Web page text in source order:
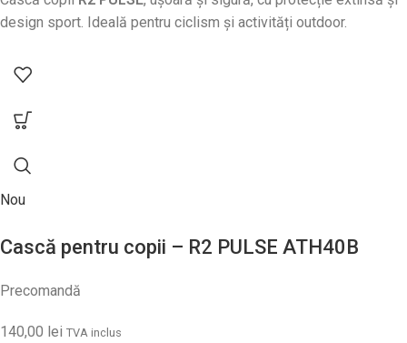
design sport. Ideală pentru ciclism și activități outdoor.
Nou
Cască pentru copii – R2 PULSE ATH40B
Precomandă
140,00 lei TVA inclus